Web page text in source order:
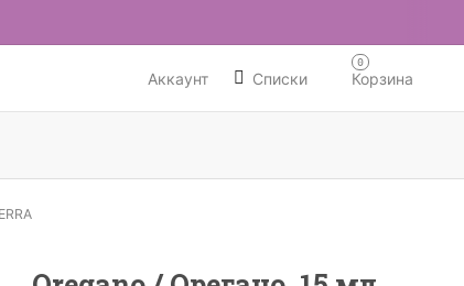
Аккаунт Списки Корзина
0